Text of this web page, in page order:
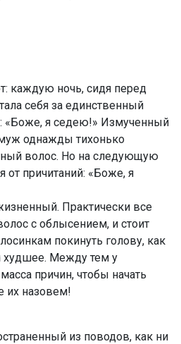
каждую ночь, сидя перед
себя за единственный
«Боже, я седею!» Измученный
однажды тихонько
волос. Но на следующую
от причитаний: «Боже, я
Практически все
с облысением, и стоит
покинуть голову, как
худшее. Между тем у
причин, чтобы начать
их назовем!
из поводов, как ни